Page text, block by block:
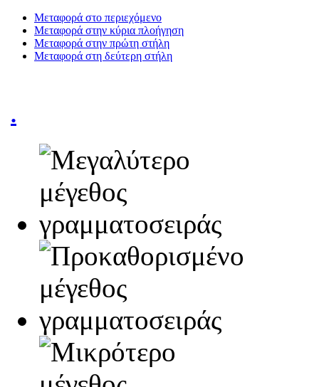
Μεταφορά στο περιεχόμενο
Μεταφορά στην κύρια πλοήγηση
Μεταφορά στην πρώτη στήλη
Μεταφορά στη δεύτερη στήλη
.